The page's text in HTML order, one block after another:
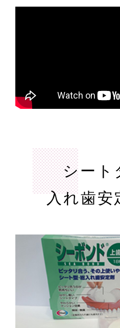
シート
入れ歯安